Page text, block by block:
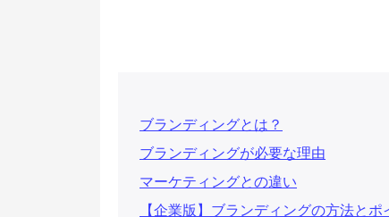
ブランディングとは？
ブランディングが必要な理由
マーケティングとの違い
【企業版】ブランディングの方法とポ